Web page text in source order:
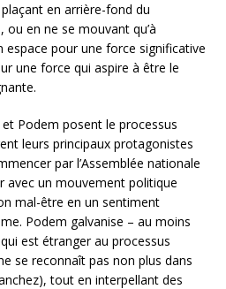
en arrière-fond du
en ne se mouvant qu’à
espace pour une force significative
une force qui aspire à être le
Podem posent le processus
leurs principaux protagonistes
par l’Assemblée nationale
avec un mouvement politique
mal-être en un sentiment
Podem galvanise – au moins
est étranger au processus
se reconnaît pas non plus dans
tout en interpellant des